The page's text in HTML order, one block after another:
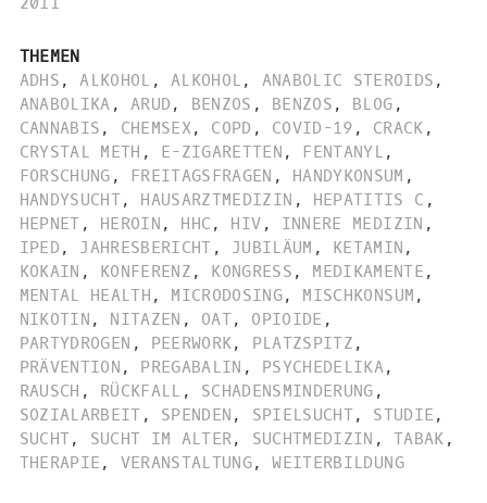
THEMEN
ADHS , ALKOHOL , ALKOHOL , ANABOLIC STEROIDS ,
ANABOLIKA , ARUD , BENZOS , BENZOS , BLOG ,
CANNABIS , CHEMSEX , COPD , COVID-19 , CRACK ,
CRYSTAL METH , E-ZIGARETTEN , FENTANYL ,
FORSCHUNG , FREITAGSFRAGEN , HANDYKONSUM ,
HANDYSUCHT, HAUSARZTMEDIZIN , HEPATITIS C ,
HEPNET , HEROIN , HHC , HIV , INNERE MEDIZIN ,
IPED , JAHRESBERICHT , JUBILÄUM , KETAMIN ,
KOKAIN , KONFERENZ , KONGRESS , MEDIKAMENTE ,
MENTAL HEALTH , MICRODOSING, MISCHKONSUM ,
NIKOTIN , NITAZEN , OAT, OPIOIDE ,
PARTYDROGEN , PEERWORK, PLATZSPITZ ,
PRÄVENTION , PREGABALIN , PSYCHEDELIKA,
RAUSCH , RÜCKFALL , SCHADENSMINDERUNG ,
SOZIALARBEIT , SPENDEN , SPIELSUCHT, STUDIE ,
SUCHT, SUCHT IM ALTER, SUCHTMEDIZIN , TABAK ,
THERAPIE , VERANSTALTUNG, WEITERBILDUNG